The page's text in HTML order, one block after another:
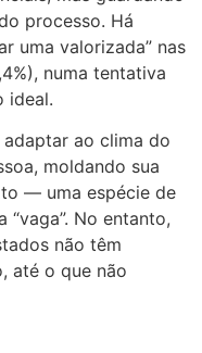
processo. Há
uma valorizada” nas
numa tentativa
ideal.
adaptar ao clima do
moldando sua
— uma espécie de
No entanto,
não têm
até o que não